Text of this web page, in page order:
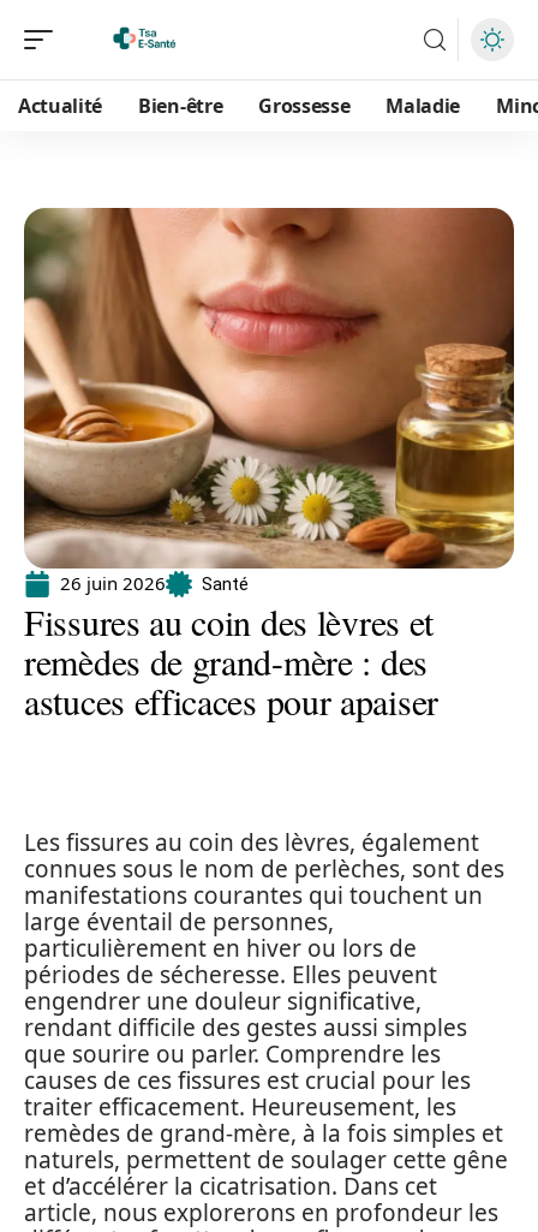
Actualité Bien-être Grossesse Maladie
26 juin 2026 Santé
Fissures au coin des lèvres et
remèdes de grand-mère : des
astuces efficaces pour apaiser
Les fissures au coin des lèvres, également
connues sous le nom de perlèches, sont des
manifestations courantes qui touchent un
large éventail de personnes,
particulièrement en hiver ou lors de
périodes de sécheresse. Elles peuvent
engendrer une douleur significative,
rendant difficile des gestes aussi simples
que sourire ou parler. Comprendre les
causes de ces fissures est crucial pour les
traiter efficacement. Heureusement, les
remèdes de grand-mère, à la fois simples et
naturels, permettent de soulager cette gêne
et d’accélérer la cicatrisation. Dans cet
article, nous explorerons en profondeur les